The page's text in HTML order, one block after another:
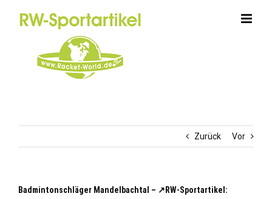
Zurück Vor
Badmintonschläger Mandelbachtal – ↗️RW-Sportartikel: